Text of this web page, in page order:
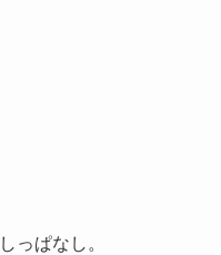
っぱなし。